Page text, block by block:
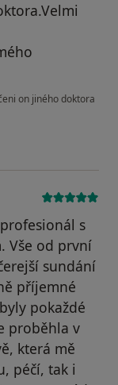
on jiného doktora
s
Vše od první
sundání
příjemné
pokaždé
proběhla v
která mě
péčí, tak i